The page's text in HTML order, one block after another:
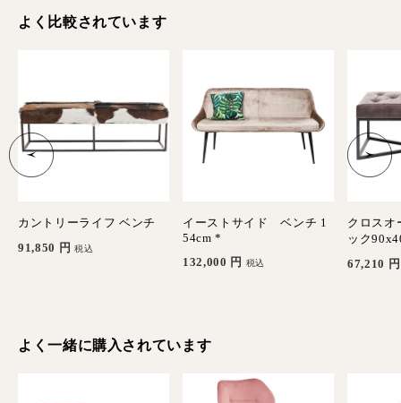
よく比較されています
カントリーライフ ベンチ
91,850 円 税込
イーストサイド ベンチ 1
54cm *
132,000 円 税込
クロスオ
ック
67,210 円
よく一緒に購入されています